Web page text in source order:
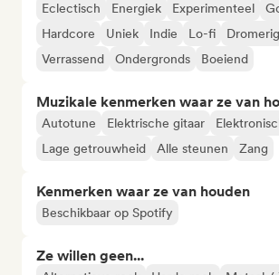
Eclectisch
Energiek Experimenteel
Hardcore
Uniek Indie Lo-fi Dromerig
Verrassend
Ondergronds Boeiend
Muzikale kenmerken waar ze van
Autotune Elektrische gitaar
Lage getrouwheid
Alle steunen Zang
Kenmerken waar ze van houden
Beschikbaar op Spotify
Ze willen geen...